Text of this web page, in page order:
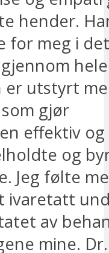
hender.
for meg i
hele
er utstyrt
gjør
effektiv
og
Jeg følte
ivaretatt
av
mine.